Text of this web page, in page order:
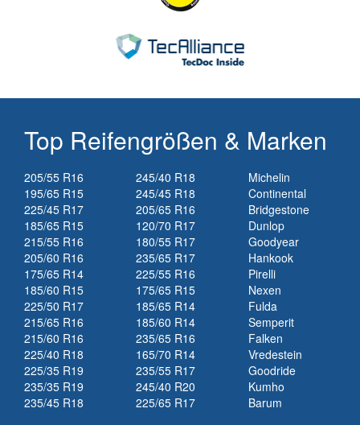
Top Reifengrößen & Marken
205/55 R16
195/65 R15
225/45 R17
185/65 R15
215/55 R16
205/60 R16
175/65 R14
185/60 R15
225/50 R17
215/65 R16
215/60 R16
225/40 R18
225/35 R19
235/35 R19
235/45 R18
245/40 R18
245/45 R18
205/65 R16
120/70 R17
180/55 R17
235/65 R17
225/55 R16
175/65 R15
185/65 R14
185/60 R14
235/65 R16
165/70 R14
235/55 R17
245/40 R20
225/65 R17
Michelin
Continental
Bridgestone
Dunlop
Goodyear
Hankook
Pirelli
Nexen
Fulda
Semperit
Falken
Vredestein
Goodride
Kumho
Barum